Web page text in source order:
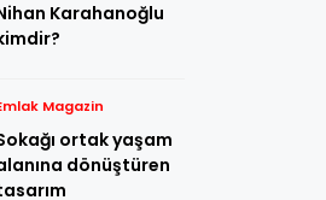
Karahanoğlu
Magazin
ortak yaşam
dönüştüren